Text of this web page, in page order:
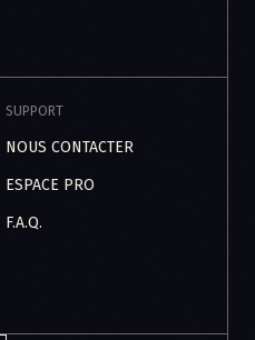
SUPPORT
NOUS CONTACTER
ESPACE PRO
F.A.Q.